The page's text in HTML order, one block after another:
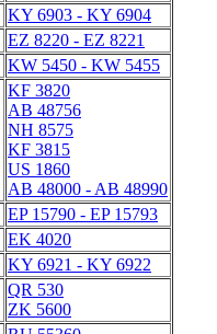
KY 6903 - KY 6904
EZ 8220 - EZ 8221
KW 5450 - KW 5455
KF 3820
AB 48756
NH 8575
KF 3815
US 1860
AB 48000 - AB 48990
EP 15790 - EP 15793
EK 4020
KY 6921 - KY 6922
QR 530
ZK 5600